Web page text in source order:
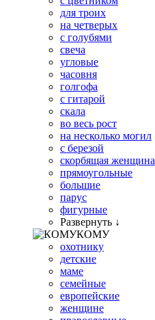
для троих
на четверых
с голубями
свеча
угловые
часовня
голгофа
с гитарой
скала
во весь рост
на несколько могил
с березой
скорбящая женщина
прямоугольные
большие
парус
фигурные
Развернуть ↓
КОМУ
охотнику
детские
маме
семейные
европейские
женщине